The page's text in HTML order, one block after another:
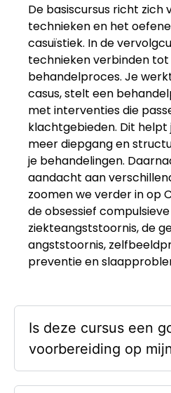
De basiscursus richt zich
technieken en het
casuïstiek. In de
technieken verbinden
behandelproces. Je
casus, stelt een
met interventies die
klachtgebieden. Dit helpt
meer diepgang en
je behandelingen.
aandacht aan
zoomen we verder in op
de obsessief
ziekteangststoornis, deg
angststoornis, z
preventieen sla
Is deze cursus een
voorbereiding op